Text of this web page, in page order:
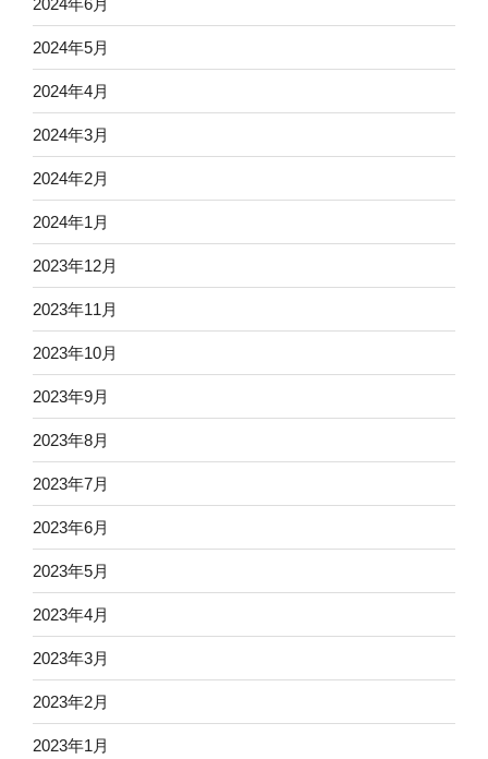
2024年5月
2024年4月
2024年3月
2024年2月
2024年1月
2023年12月
2023年11月
2023年10月
2023年9月
2023年8月
2023年7月
2023年6月
2023年5月
2023年4月
2023年3月
2023年2月
2023年1月